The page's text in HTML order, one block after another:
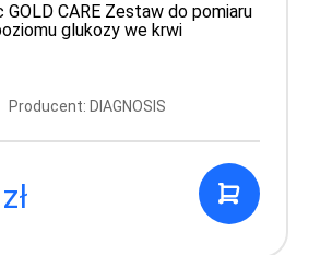
GOLD CARE Zestaw do pomiaru
glukozy we krwi
Producent: DIAGNOSIS